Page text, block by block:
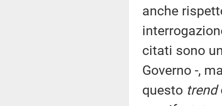
anche
citati sono
Governo -,
questo trend